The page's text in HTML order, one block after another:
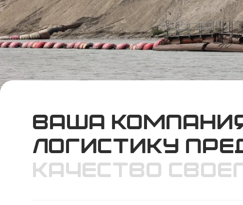
ваша
логистику
качество